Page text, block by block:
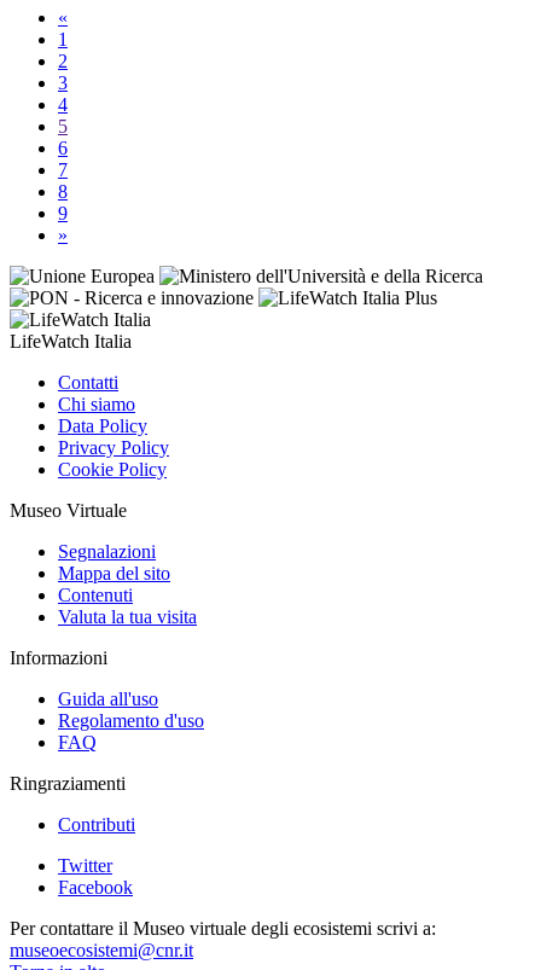
«
1
2
3
4
5
6
7
8
9
»
LifeWatch Italia
Contatti
Chi siamo
Data Policy
Privacy Policy
Cookie Policy
Museo Virtuale
Segnalazioni
Mappa del sito
Contenuti
Valuta la tua visita
Informazioni
Guida all'uso
Regolamento d'uso
FAQ
Ringraziamenti
Contributi
Twitter
Facebook
Per contattare il Museo virtuale degli ecosistemi scrivi a:
museoecosistemi@cnr.it